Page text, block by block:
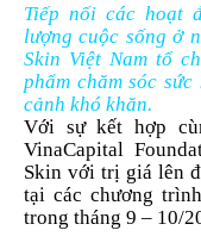
Tiếp nối các hoạt
lượng cuộc sống ở
Skin Việt Nam tổ
phẩm chăm sóc
cảnh khó khăn.
Với sự kết hợp
VinaCapital
Skin với trị giá lên
tại các chương
trong tháng 9 – 10/